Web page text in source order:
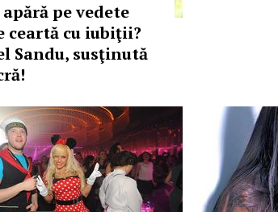
pe vedete
ceartă cu iubiţii?
Sandu, susţinută